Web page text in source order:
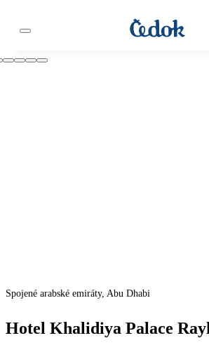
Spojené arabské emiráty, Abu Dhabi
Hotel Khalidiya Palace